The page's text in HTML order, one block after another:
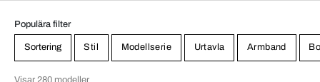
Populära filter
Sortering Stil Modellserie Urtavla Armband
Visar 280 modeller